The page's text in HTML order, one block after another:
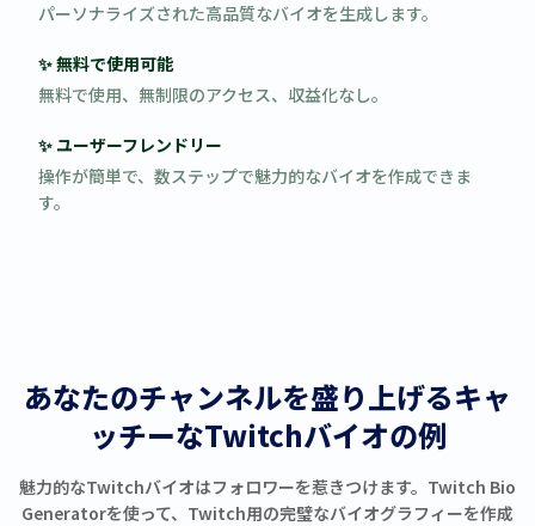
パーソナライズされた高品質なバイオを生成します。
✨ 無料で使用可能
無料で使用、無制限のアクセス、収益化なし。
✨ ユーザーフレンドリー
操作が簡単で、数ステップで魅力的なバイオを作成できま
す。
あなたのチャンネルを盛り上げるキャ
ッチーなTwitchバイオの例
魅力的なTwitchバイオはフォロワーを惹きつけます。Twitch Bio
Generatorを使って、Twitch用の完璧なバイオグラフィーを作成